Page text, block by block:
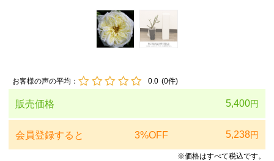
お客様の声の平均： 0.0 (0件)
販売価格 5,400円
会員登録すると 3%OFF 5,238円
※価格はすべて税込です。